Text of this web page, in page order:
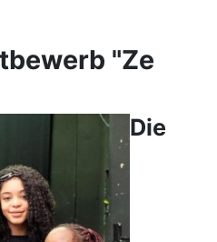
"Ze
Die